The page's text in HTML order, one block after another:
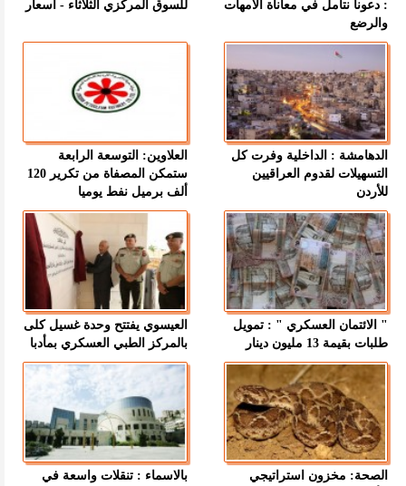
: دعونا نتأمل في معاناة الأمهات
والرضع
للسوق المركزي الثلاثاء - اسعار
الدهامشة : الداخلية وفرت كل
التسهيلات لقدوم العراقيين
للأردن
العلاوين: التوسعة الرابعة
ستمكن المصفاة من تكرير 120
ألف برميل نفط يوميا
" الائتمان العسكري " : تمويل
طلبات بقيمة 13 مليون دينار
العيسوي يفتتح وحدة غسيل كلى
بالمركز الطبي العسكري بمأدبا
الصحة: مخزون استراتيجي
بالاسماء : تنقلات واسعة في